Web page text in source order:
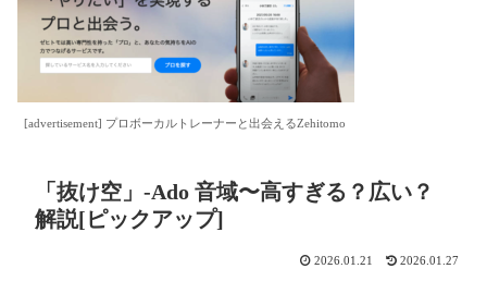
[advertisement] プロボーカルトレーナーと出会えるZehitomo
「抜け空」-Ado 音域〜高すぎる？広い？
解説[ピックアップ]
2026.01.21 2026.01.27